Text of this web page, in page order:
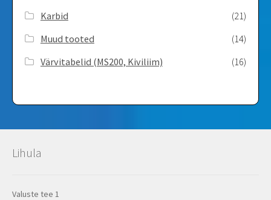
Karbid
(21)
Muud tooted
(14)
Värvitabelid ­(MS200, Kiviliim)
(16)
Lihula
Valuste tee 1